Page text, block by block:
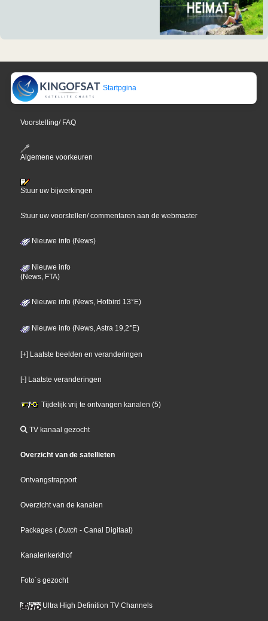
Startpgina
Voorstelling/ FAQ
Algemene voorkeuren
Stuur uw bijwerkingen
Stuur uw voorstellen/ commentaren aan de webmaster
Nieuwe info (News)
Nieuwe info
(News, FTA)
Nieuwe info (News, Hotbird 13°E)
Nieuwe info (News, Astra 19,2°E)
[+] Laatste beelden en veranderingen
[-] Laatste veranderingen
Tijdelijk vrij te ontvangen kanalen (5)
TV kanaal gezocht
Overzicht van de satellieten
Ontvangstrapport
Overzicht van de kanalen
Packages ( Dutch - Canal Digitaal)
Kanalenkerkhof
Foto´s gezocht
Ultra High Definition TV Channels